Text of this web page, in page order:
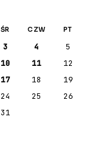
ŚR CZW PT
3 4 5
10 11 12
17 18 19
24 25 26
31